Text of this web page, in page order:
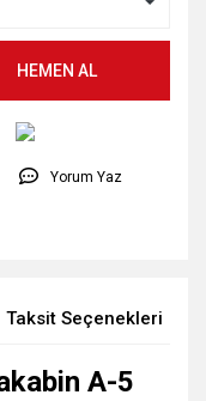
HEMEN AL
Yorum Yaz
Taksit Seçenekleri
A-5